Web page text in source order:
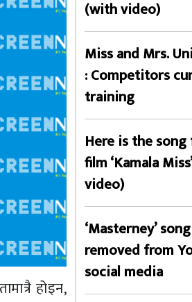
होइन,
(with video)
Miss and Mrs.
: Competitors
training
Here is the
film ‘Kamala
video)
‘Masterney’
removed from
social media